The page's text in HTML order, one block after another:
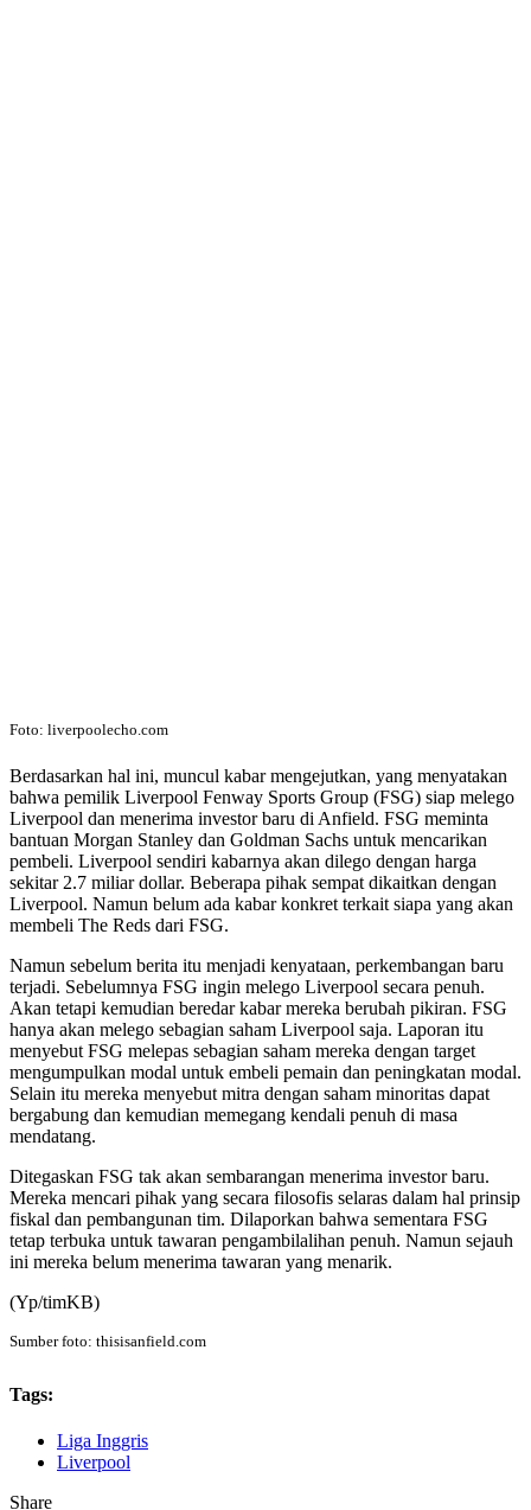
Foto: liverpoolecho.com
Berdasarkan hal ini, muncul kabar mengejutkan, yang menyatakan
bahwa pemilik Liverpool Fenway Sports Group (FSG) siap melego
Liverpool dan menerima investor baru di Anfield. FSG meminta
bantuan Morgan Stanley dan Goldman Sachs untuk mencarikan
pembeli. Liverpool sendiri kabarnya akan dilego dengan harga
sekitar 2.7 miliar dollar. Beberapa pihak sempat dikaitkan dengan
Liverpool. Namun belum ada kabar konkret terkait siapa yang akan
membeli The Reds dari FSG.
Namun sebelum berita itu menjadi kenyataan, perkembangan baru
terjadi. Sebelumnya FSG ingin melego Liverpool secara penuh.
Akan tetapi kemudian beredar kabar mereka berubah pikiran. FSG
hanya akan melego sebagian saham Liverpool saja. Laporan itu
menyebut FSG melepas sebagian saham mereka dengan target
mengumpulkan modal untuk embeli pemain dan peningkatan modal.
Selain itu mereka menyebut mitra dengan saham minoritas dapat
bergabung dan kemudian memegang kendali penuh di masa
mendatang.
Ditegaskan FSG tak akan sembarangan menerima investor baru.
Mereka mencari pihak yang secara filosofis selaras dalam hal prinsip
fiskal dan pembangunan tim. Dilaporkan bahwa sementara FSG
tetap terbuka untuk tawaran pengambilalihan penuh. Namun sejauh
ini mereka belum menerima tawaran yang menarik.
(Yp/timKB)
Sumber foto: thisisanfield.com
Tags:
Liga Inggris
Liverpool
Share